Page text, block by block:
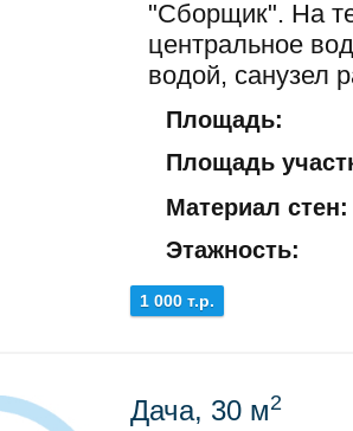
"Сборщик". На
центральное
водой, санузел
Площадь:
Площадь
Материал стен:
Этажность:
1 000 т.р.
Дача, 30 м2